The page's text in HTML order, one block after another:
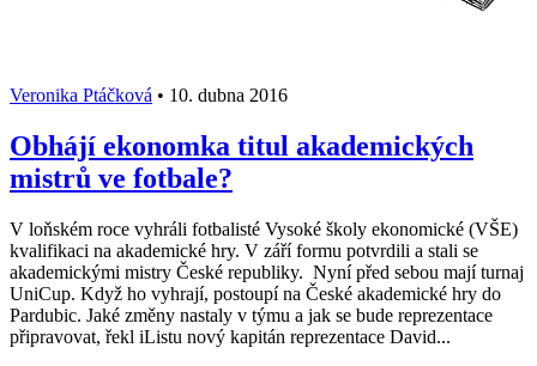
Veronika Ptáčková • 10. dubna 2016
Obhájí ekonomka titul akademických
mistrů ve fotbale?
V loňském roce vyhráli fotbalisté Vysoké školy ekonomické (VŠE)
kvalifikaci na akademické hry. V září formu potvrdili a stali se
akademickými mistry České republiky. Nyní před sebou mají turnaj
UniCup. Když ho vyhrají, postoupí na České akademické hry do
Pardubic. Jaké změny nastaly v týmu a jak se bude reprezentace
připravovat, řekl iListu nový kapitán reprezentace David...